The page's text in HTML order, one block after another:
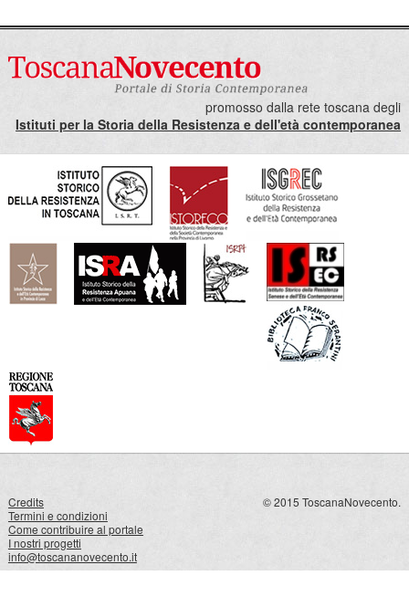
promosso dalla rete toscana degli
Istituti per la Storia della Resistenza e dell'età contemporanea
Credits
Termini e condizioni
Come contribuire al portale
I nostri progetti
info@toscananovecento.it
© 2015 ToscanaNovecento.